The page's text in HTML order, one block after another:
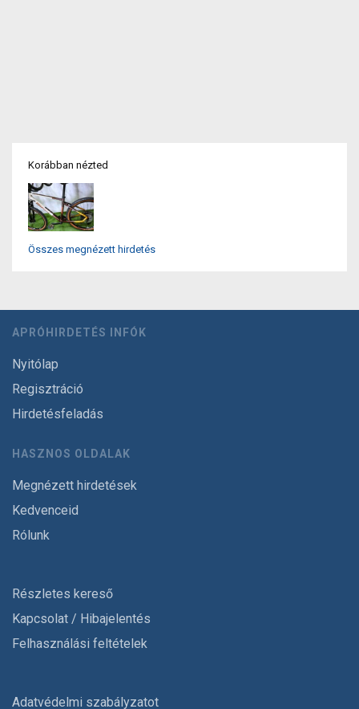
Korábban nézted
Összes megnézett hirdetés
APRÓHIRDETÉS INFÓK
Nyitólap
Regisztráció
Hirdetésfeladás
HASZNOS OLDALAK
Megnézett hirdetések
Kedvenceid
Rólunk
Részletes kereső
Kapcsolat / Hibajelentés
Felhasználási feltételek
Adatvédelmi szabályzatot